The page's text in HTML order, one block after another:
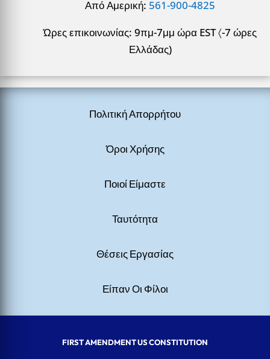
Από Αμερική: 561-900-4825
Ώρες επικοινωνίας: 9πμ-7μμ ώρα EST 〈-7 ώρες
Ελλάδας)
Πολιτική Απορρήτου
Όροι Χρήσης
Ποιοί Είμαστε
Ταυτότητα
Θέσεις Εργασίας
Είπαν Οι Φίλοι
FIRST AMENDMENT US CONSTITUTION